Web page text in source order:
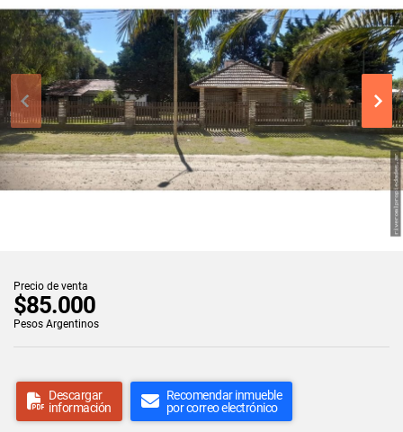
Precio de venta
$85.000
Pesos Argentinos
Descargar
información
Recomendar inmueble
por correo electrónico